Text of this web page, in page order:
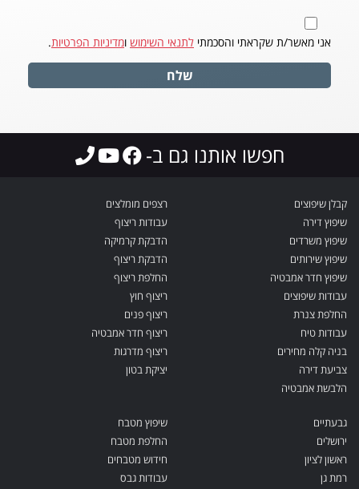
אני מאשר/ת שקראתי והסכמתי לתנאי השימוש ומדיניות הפרטיות.
שלח
חפשו אותנו גם ב-
קבלן שיפוצים
שיפוץ דירה
שיפוץ משרדים
שיפוץ שירותים
שיפוץ חדר אמבטיה
עבודות שיפוצים
החלפת צנרת
עבודות טיח
בניה קלה מחירים
צביעת דירה
הלבשת אמבטיה
רצפים מומלצים
עבודות ריצוף
הדבקת קרמיקה
הדבקת ריצוף
החלפת ריצוף
ריצוף חוץ
ריצוף פנים
ריצוף חדר אמבטיה
ריצוף מדרגות
יציקת בטון
גבעתיים
ירושלים
ראשון לציון
רמת גן
שיפוץ מטבח
החלפת מטבח
חידוש מטבחים
עבודות גבס